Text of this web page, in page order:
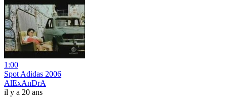
1:00
Spot Adidas 2006
AlExAnDrA
il y a 20 ans